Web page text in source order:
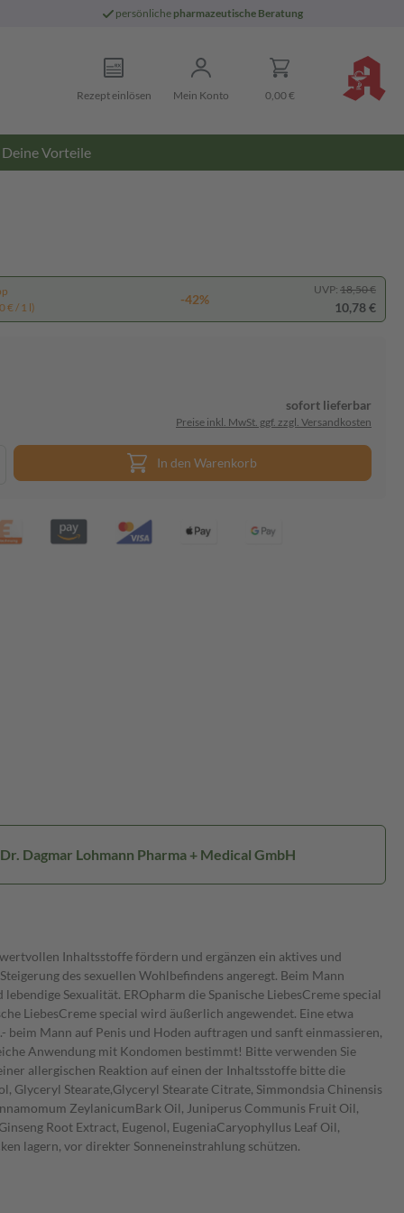
persönliche pharmazeutische Beratung
Rezept einlösen Mein Konto 0,00 €
Deine Vorteile
€ / 1 l)
-42%
UVP: 18,50 €
10,78 €
sofort lieferbar
Preise inkl. MwSt. ggf. zzgl. Versandkosten
In den Warenkorb
Dagmar Lohmann Pharma + Medical GmbH
Inhaltsstoffe fördern und ergänzen ein aktives und
des sexuellen Wohlbefindens angeregt. Beim Mann
Sexualität. EROpharm die Spanische LiebesCreme special
LiebesCreme special wird äußerlich angewendet. Eine etwa
Mann auf Penis und Hoden auftragen und sanft einmassieren,
Anwendung mit Kondomen bestimmt! Bitte verwenden Sie
allergischen Reaktion auf einen der Inhaltsstoffe bitte die
Stearate,Glyceryl Stearate Citrate, Simmondsia Chinensis
ZeylanicumBark Oil, Juniperus Communis Fruit Oil,
Root Extract, Eugenol, EugeniaCaryophyllus Leaf Oil,
lagern, vor direkter Sonneneinstrahlung schützen.